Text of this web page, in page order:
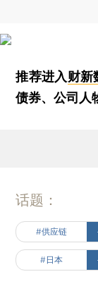
推荐进入财新
债券、公司人
话题：
#供应链
#日本